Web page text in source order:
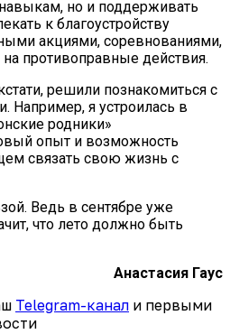
но и поддерживать
к благоустройству
акциями, соревнованиями,
противоправные действия.
решили познакомиться с
Например, я устроилась в
родники»
опыт и возможность
связать свою жизнь с
Ведь в сентябре уже
что лето должно быть
Анастасия Гаус
Telegram-канал и первыми